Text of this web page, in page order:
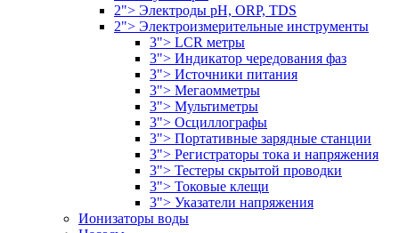
2"> Электроды pH, ORP, TDS
2"> Электроизмерительные инструменты
3"> LCR метры
3"> Индикатор чередования фаз
3"> Источники питания
3"> Мегаомметры
3"> Мультиметры
3"> Осциллографы
3"> Портативные зарядные станции
3"> Регистраторы тока и напряжения
3"> Тестеры скрытой проводки
3"> Токовые клещи
3"> Указатели напряжения
Ионизаторы воды